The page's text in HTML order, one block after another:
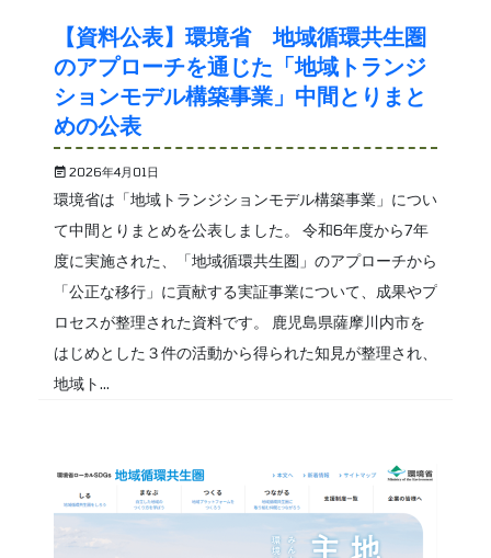
【資料公表】環境省 地域循環共生圏
のアプローチを通じた「地域トランジ
ションモデル構築事業」中間とりまと
めの公表
2026年4月01日
環境省は「地域トランジションモデル構築事業」につい
て中間とりまとめを公表しました。 令和6年度から7年
度に実施された、「地域循環共生圏」のアプローチから
「公正な移行」に貢献する実証事業について、成果やプ
ロセスが整理された資料です。 鹿児島県薩摩川内市を
はじめとした３件の活動から得られた知見が整理され、
地域ト...